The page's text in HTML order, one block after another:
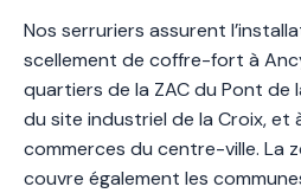
Nos serruriers assurent
scellement de coffre-fort à
quartiers de la ZAC du Pont de
du site industriel de la Croix, et
commerces du centre-ville. La
couvre également les